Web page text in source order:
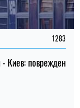
1283
- Киев: поврежден